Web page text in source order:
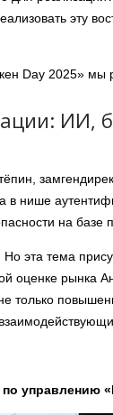
эту
Day 2025»
ИИ,
нише
на базе
эта тема
оценке
только
управлению